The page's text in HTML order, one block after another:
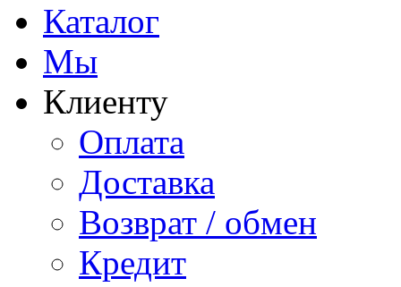
Каталог
Мы
Клиенту
Оплата
Доставка
Возврат / обмен
Кредит